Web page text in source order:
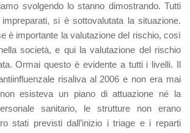
svolgendo lo stanno dimostrando. Tutti
si è sottovalutata la situazione.
è importante la valutazione del rischio, così
società, e qui la valutazione del rischio
Ormai questo è evidente a tutti i livelli. Il
risaliva al 2006 e non era mai
esisteva un piano di attuazione né la
sanitario, le strutture non erano
stati previsti dall’inizio i triage e i reparti